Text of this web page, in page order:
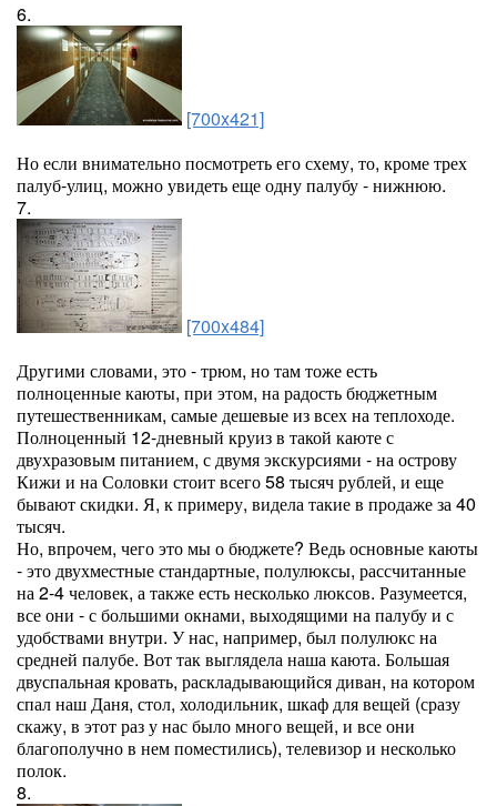
6.
[700x421]
Но если внимательно посмотреть его схему, то, кроме трех
палуб-улиц, можно увидеть еще одну палубу - нижнюю.
7.
[700x484]
Другими словами, это - трюм, но там тоже есть
полноценные каюты, при этом, на радость бюджетным
путешественникам, самые дешевые из всех на теплоходе.
Полноценный 12-дневный круиз в такой каюте с
двухразовым питанием, с двумя экскурсиями - на острову
Кижи и на Соловки стоит всего 58 тысяч рублей, и еще
бывают скидки. Я, к примеру, видела такие в продаже за 40
тысяч.
Но, впрочем, чего это мы о бюджете? Ведь основные каюты
- это двухместные стандартные, полулюксы, рассчитанные
на 2-4 человек, а также есть несколько люксов. Разумеется,
все они - с большими окнами, выходящими на палубу и с
удобствами внутри. У нас, например, был полулюкс на
средней палубе. Вот так выглядела наша каюта. Большая
двуспальная кровать, раскладывающийся диван, на котором
спал наш Даня, стол, холодильник, шкаф для вещей (сразу
скажу, в этот раз у нас было много вещей, и все они
благополучно в нем поместились), телевизор и несколько
полок.
8.